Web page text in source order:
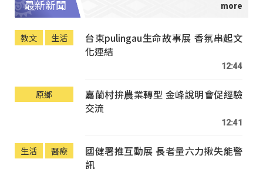
最新新聞
教文 生活
台東pulingau生命故事展 香氛串起文
化連結
12:44
原鄉
嘉蘭村拚農業轉型 金峰說明會促經驗
交流
12:41
生活 醫療
國健署推互動展 長者量六力揪失能警
訊